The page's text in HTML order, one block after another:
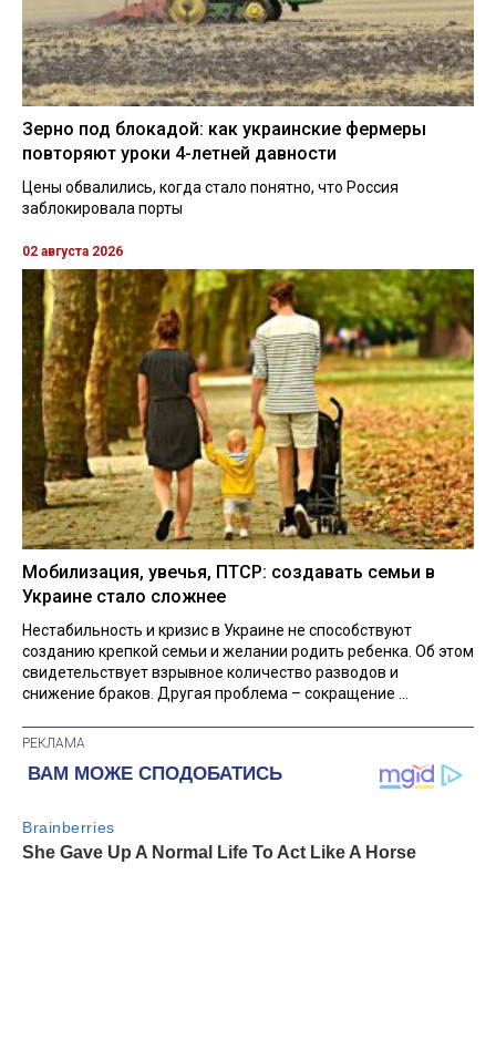
Зерно под блокадой: как украинские фермеры
повторяют уроки 4-летней давности
Цены обвалились, когда стало понятно, что Россия
заблокировала порты
02 августа 2026
Мобилизация, увечья, ПТСР: создавать семьи в
Украине стало сложнее
Нестабильность и кризис в Украине не способствуют
созданию крепкой семьи и желании родить ребенка. Об этом
свидетельствует взрывное количество разводов и
снижение браков. Другая проблема – сокращение ...